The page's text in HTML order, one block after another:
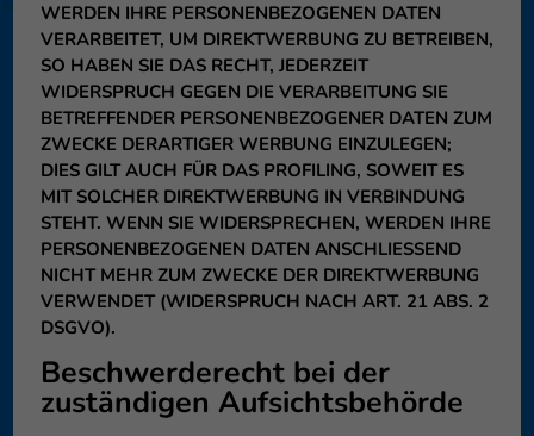
WERDEN IHRE PERSONENBEZOGENEN DATEN
VERARBEITET, UM DIREKTWERBUNG ZU BETREIBEN,
SO HABEN SIE DAS RECHT, JEDERZEIT
WIDERSPRUCH GEGEN DIE VERARBEITUNG SIE
BETREFFENDER PERSONENBEZOGENER DATEN ZUM
ZWECKE DERARTIGER WERBUNG EINZULEGEN;
DIES GILT AUCH FÜR DAS PROFILING, SOWEIT ES
MIT SOLCHER DIREKTWERBUNG IN VERBINDUNG
STEHT. WENN SIE WIDERSPRECHEN, WERDEN IHRE
PERSONENBEZOGENEN DATEN ANSCHLIESSEND
NICHT MEHR ZUM ZWECKE DER DIREKTWERBUNG
VERWENDET (WIDERSPRUCH NACH ART. 21 ABS. 2
DSGVO).
Beschwerde­recht bei der
zuständigen Aufsichts­behörde